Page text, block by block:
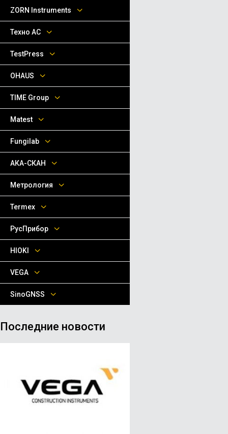
ZORN Instruments
Техно АС
TestPress
OHAUS
TIME Group
Matest
Fungilab
АКА-СКАН
Метрология
Termex
РусПрибор
HIOKI
VEGA
SinoGNSS
Последние новости